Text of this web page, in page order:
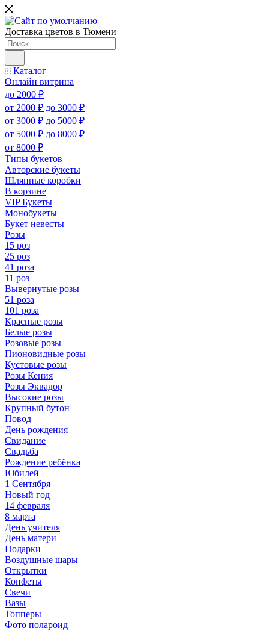
Доставка цветов в Тюмени
Каталог
Онлайн витрина
до 2000 ₽
от 2000 ₽ до 3000 ₽
от 3000 ₽ до 5000 ₽
от 5000 ₽ до 8000 ₽
от 8000 ₽
Типы букетов
Авторские букеты
Шляпные коробки
В корзине
VIP Букеты
Монобукеты
Букет невесты
Розы
15 роз
25 роз
41 роза
11 роз
Вывернутые розы
51 роза
101 роза
Красные розы
Белые розы
Розовые розы
Пионовидные розы
Кустовые розы
Розы Кения
Розы Эквадор
Высокие розы
Крупный бутон
Повод
День рождения
Свидание
Свадьба
Рождение ребёнка
Юбилей
1 Сентября
Новый год
14 февраля
8 марта
День учителя
День матери
Подарки
Воздушные шары
Открытки
Конфеты
Свечи
Вазы
Топперы
Фото полароид